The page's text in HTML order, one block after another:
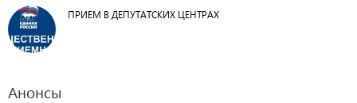
ПРИЕМ В ДЕПУТАТСКИХ ЦЕНТРАХ
Анонсы